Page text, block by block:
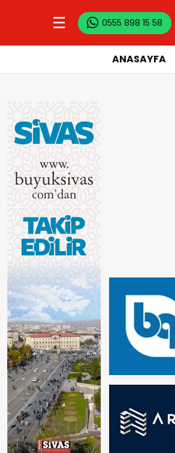
☰ 0555 898 15 58
ANASAYFA